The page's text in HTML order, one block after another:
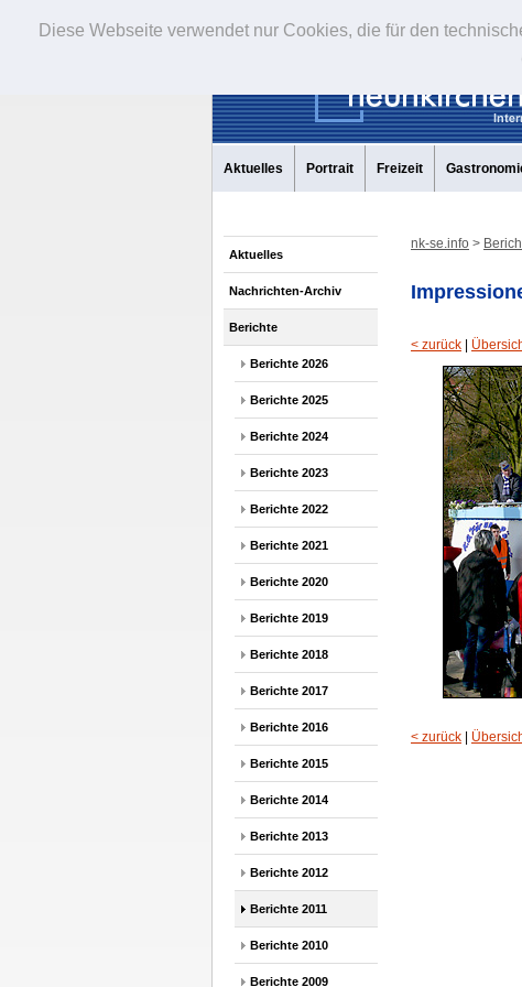
Diese Webseite verwendet nur Cookies, die für den
Aktuelles Portrait Freizeit
Aktuelles
Nachrichten-Archiv
Berichte
Berichte 2026
Berichte 2025
Berichte 2024
Berichte 2023
Berichte 2022
Berichte 2021
Berichte 2020
Berichte 2019
Berichte 2018
Berichte 2017
Berichte 2016
Berichte 2015
Berichte 2014
Berichte 2013
Berichte 2012
Berichte 2011
Berichte 2010
Berichte 2009
nk-se.info >
< zurück
< zurück